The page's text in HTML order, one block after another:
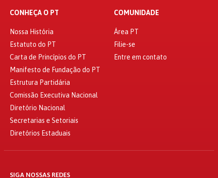
CONHEÇA O PT
Nossa História
Estatuto do PT
Carta de Princípios do PT
Manifesto de Fundação do PT
Estrutura Partidária
Comissão Executiva Nacional
Diretório Nacional
Secretarias e Setoriais
Diretórios Estaduais
COMUNIDADE
Área PT
Filie-se
Entre em contato
SIGA NOSSAS REDES